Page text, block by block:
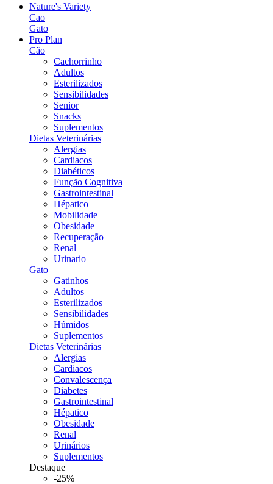
Nature's Variety
Cao
Gato
Pro Plan
Cão
Cachorrinho
Adultos
Esterilizados
Sensibilidades
Senior
Snacks
Suplementos
Dietas Veterinárias
Alergias
Cardiacos
Diabéticos
Função Cognitiva
Gastrointestinal
Hépatico
Mobilidade
Obesidade
Recuperação
Renal
Urinario
Gato
Gatinhos
Adultos
Esterilizados
Sensibilidades
Húmidos
Suplementos
Dietas Veterinárias
Alergias
Cardiacos
Convalescença
Diabetes
Gastrointestinal
Hépatico
Obesidade
Renal
Urinários
Suplementos
Destaque
-25%